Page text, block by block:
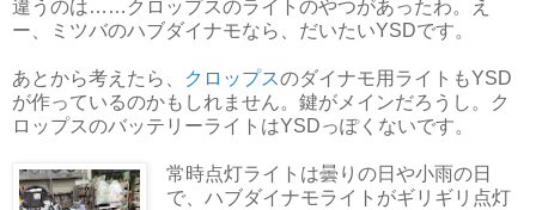
違うのは……クロップスのライトのやつがあったわ。え
ー、ミツバのハブダイナモなら、だいたいYSDです。
あとから考えたら、 クロップスのダイナモ用ライトもYSD
が作っているのかもしれません。鍵がメインだろうし。ク
ロップスのバッテリーライトはYSDっぽくないです。
常時点灯ライトは曇りの日や小雨の日
で、ハブダイナモライトがギリギリ点灯